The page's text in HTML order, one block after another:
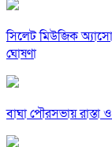
সিলেট মিউজিক
ঘোষণা
বাঘা পৌরসভায় রাস্তা